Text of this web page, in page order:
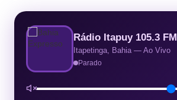
Rádio Itapuy 105.3 FM
Itapetinga, Bahia — Ao Vivo
Parado